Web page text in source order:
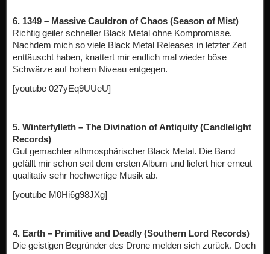
6. 1349 – Massive Cauldron of Chaos (Season of Mist)
Richtig geiler schneller Black Metal ohne Kompromisse.
Nachdem mich so viele Black Metal Releases in letzter Zeit
enttäuscht haben, knattert mir endlich mal wieder böse
Schwärze auf hohem Niveau entgegen.
[youtube 027yEq9UUeU]
5. Winterfylleth – The Divination of Antiquity (Candlelight
Records)
Gut gemachter athmosphärischer Black Metal. Die Band
gefällt mir schon seit dem ersten Album und liefert hier erneut
qualitativ sehr hochwertige Musik ab.
[youtube M0Hi6g98JXg]
4. Earth – Primitive and Deadly (Southern Lord Records)
Die geistigen Begründer des Drone melden sich zurück. Doch